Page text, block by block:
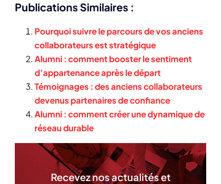
Publications Similaires :
Pourquoi suivre le parcours de vos anciens
collaborateurs est stratégique
Alumni : comment booster le sentiment
d’appartenance après le départ
Témoignages : des anciens collaborateurs
devenus partenaires de confiance
Alumni : comment créer une dynamique de
réseau durable
Recevez nos actualités et